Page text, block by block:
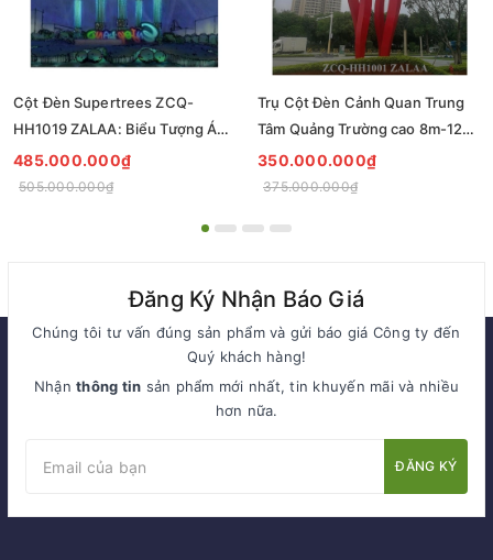
Cột Đèn Supertrees ZCQ-
HH1019 ZALAA: Biểu Tượng Ánh
Sáng Cho Đại Đô Thị
485.000.000₫
505.000.000₫
Trụ Cột Đèn Cảnh Quan Trung
Tâm Quảng Trường cao 8m-12m
ZCQ-HH1001 ZALAA Fortune
Tree Series
350.000.000₫
375.000.000₫
Đăng Ký Nhận Báo Giá
Chúng tôi tư vấn đúng sản phẩm và gửi báo giá Công ty đến
Quý khách hàng!
Nhậnthông tin sản phẩm mới nhất, tin khuyến mãi và nhiều
hơn nữa.
ĐĂNG KÝ